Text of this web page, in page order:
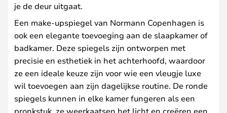
je de deur uitgaat.
Een make-upspiegel van Normann Copenhagen is
ook een elegante toevoeging aan de slaapkamer of
badkamer. Deze spiegels zijn ontworpen met
precisie en esthetiek in het achterhoofd, waardoor
ze een ideale keuze zijn voor wie een vleugje luxe
wil toevoegen aan zijn dagelijkse routine. De ronde
spiegels kunnen in elke kamer fungeren als een
pronkstuk, ze weerkaatsen het licht en creëren een